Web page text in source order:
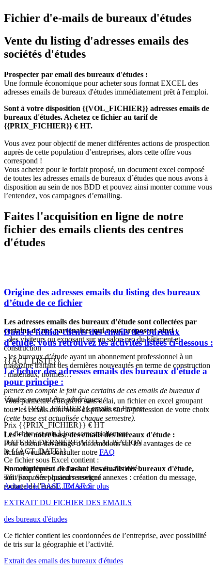
Fichier d'e-mails de bureaux d'études
Vente du listing d'adresses emails des
sociétés d'études
Prospecter par email des bureaux d'études :
Une formule économique pour acheter sous format EXCEL des
adresses emails de bureaux d'études immédiatement prêt à l'emploi.
Sont à votre disposition {{VOL_FICHIER}} adresses emails de
bureaux d'études. Achetez ce fichier au tarif de
{{PRIX_FICHIER}} € HT.
Vous avez pour objectif de mener différentes actions de prospection
auprès de cette population d’entreprises, alors cette offre vous
correspond !
Vous achetez pour le forfait proposé, un document excel composé
de toutes les adresses emails de bureaux d´études que nous avons à
disposition au sein de nos BDD et pouvez ainsi monter comme vous
l’entendez, vos campagnes d’emailing.
Faites l'acquisition en ligne de notre
fichier des emails clients des centres
d'études
Origine des adresses emails du listing des bureaux
d’étude de ce fichier
Les adresses emails des bureaux d’étude sont collectées par
certains de nos partenaires qui nous proposent ainsi :
- des visiteurs ou exposant sur un salon pro du bâtiment et
construction
- les bureaux d’étude ayant un abonnement professionnel à un
magazine traitant des dernières nouveautés en terme de construction
: matériaux, normes…
prenez en compte le fait que certains de ces emails de bureaux d
´études peuvent être génériques.
Dans le fichier clients des emails des bureaux
d'etude, vous retrouvez les activités listées ci-dessous :
{{ACT_LISTE}}
Le fichier des adresses emails des bureaux d'étude a
pour principe :
Vous permettre d'acquérir sans délai, un fichier en excel groupant
tous les emails dont nous disposons sur la profession de votre choix
(cette base est actualisée chaque semestre).
Les + de notre base des emails des bureaux d'étude :
Pour obtenir davantage d'informations sur les avantages de ce
fichier, veuillez consulter notre FAQ
En complément de l'achat des emails des bureaux d'étude,
sont proposés plusieurs services annexes : création du message,
routage de l'email...En savoir plus
{{VOL_FICHIER}} emails en France
Prix {{PRIX_FICHIER}} € HT
Le fichier est mis à jour semestriellement
DATE DE DERNIÈRE ACTUALISATION
le {{ACT_DATE}}
Ce fichier sous Excel contient :
Nom /Entreprise . Adresse . Email . Activité .
Tél /Fax . Siret quand renseigné
Achat de la BASE EMAILS
EXTRAIT DU FICHIER DES EMAILS
des bureaux d'études
Ce fichier contient les coordonnées de l’entreprise, avec possibilité
de tris sur la géographie et l’activité.
Extrait des emails des bureaux d'études